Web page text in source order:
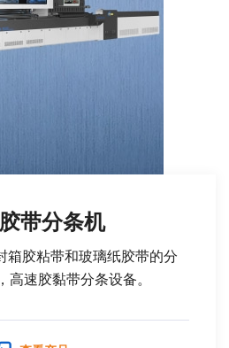
带分条机
箱胶粘带和玻璃纸胶带的分
高速胶黏带分条设备。